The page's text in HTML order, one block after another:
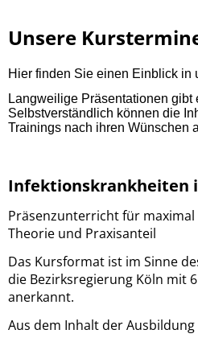
Unsere
Hier finden Sie einen Einblick in
Langweilige Präsentationen gibt
Selbstverständlich können die
Trainings nach ihren Wünschen
Infektionskrankheiten
Präsenzunterricht für
Theorie und Praxisanteil
Das Kursformat ist im Sinne
die Bezirksregierung Köln mit
anerkannt.
Aus dem Inhalt der Ausbildung